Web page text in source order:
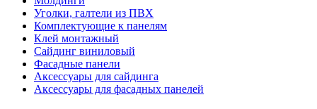
Уголки, галтели из ПВХ
Комплектующие к панелям
Клей монтажный
Сайдинг виниловый
Фасадные панели
Аксессуары для сайдинга
Аксессуары для фасадных панелей